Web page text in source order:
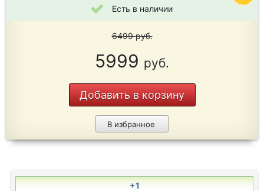
Есть в наличии
6499руб.
5999 руб.
Добавить в корзину
В избранное
+1